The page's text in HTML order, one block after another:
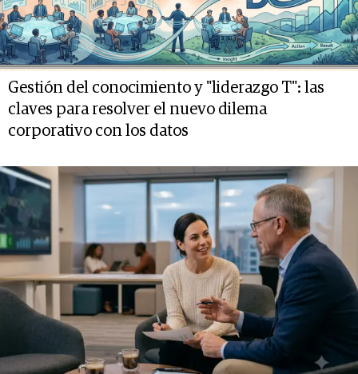
Gestión del conocimiento y "liderazgo T": las
claves para resolver el nuevo dilema
corporativo con los datos